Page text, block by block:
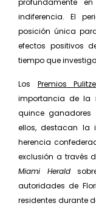
profundamente
indiferencia. El
posición única
efectos positivos
tiempo que
Los Premios
importancia de la
quince ganadores
ellos, destacan la
herencia
exclusión a través
Miami Herald
autoridades de
residen­tes durante